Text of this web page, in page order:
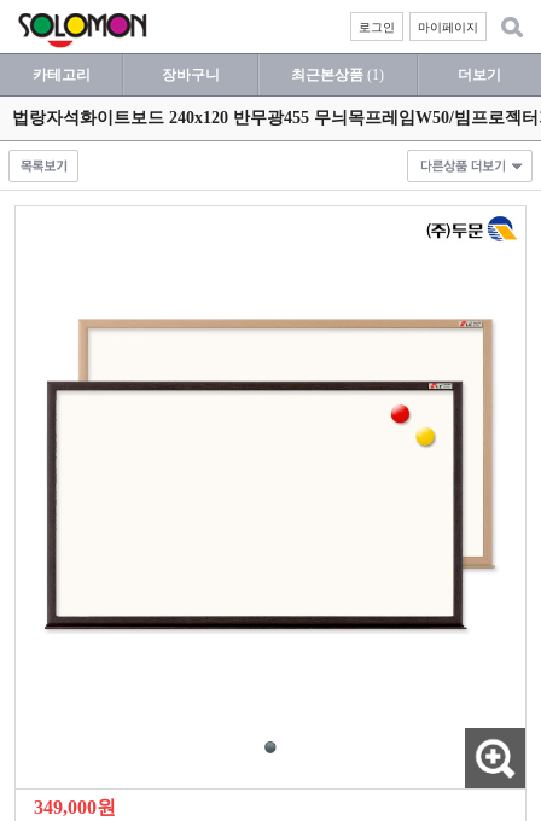
마이페이지
로그인
카테고리 장바구니 최근본상품 (1) 더보기
법랑자석화이트보드 240x120 반무광455 무늬목프레임W50/빔프로젝
349,000원